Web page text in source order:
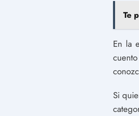
Te
En la
Si